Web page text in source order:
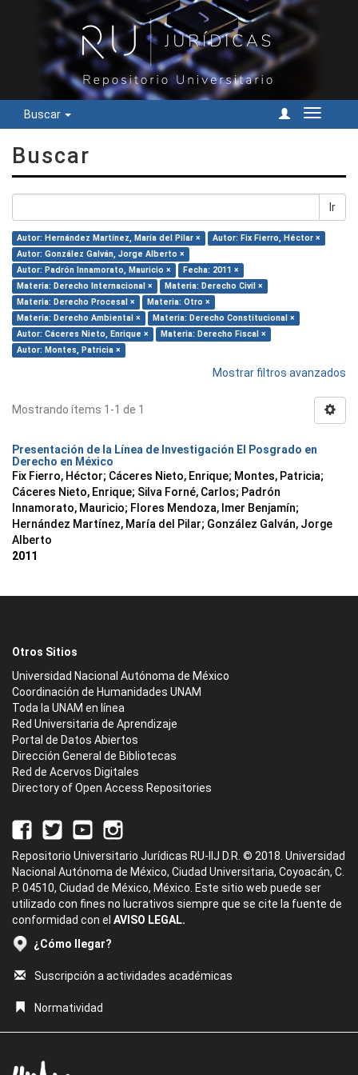
Buscar
Cambiar
Buscar
Ir
Autor: Hernández Martínez, María del Pilar ×
Autor: Fix Fierro, Héctor ×
Autor: González Galván, Jorge Alberto ×
Autor: Padrón Innamorato, Mauricio ×
Fecha: 2011 ×
Materia: Derecho Internacional ×
Materia: Derecho Civil ×
Materia: Derecho Procesal ×
Materia: Otro ×
Materia: Derecho Ambiental ×
Materia: Derecho Constitucional ×
Autor: Cáceres Nieto, Enrique ×
Materia: Derecho Fiscal ×
Autor: Montes, Patricia ×
Mostrar filtros avanzados
Mostrando ítems 1-1 de 1
Presentación de la Línea de Investigación El Posgrado en
Derecho en México
Fix Fierro, Héctor; Cáceres Nieto, Enrique; Montes, Patricia;
Cáceres Nieto, Enrique; Silva Forné, Carlos; Padrón
Innamorato, Mauricio; Flores Mendoza, Imer Benjamín;
Hernández Martínez, María del Pilar; González Galván, Jorge
Alberto
2011
Otros Sitios
Universidad Nacional Autónoma de México
Coordinación de Humanidades UNAM
Toda la UNAM en línea
Red Universitaria de Aprendizaje
Portal de Datos Abiertos
Dirección General de Bibliotecas
Red de Acervos Digitales
Directory of Open Access Repositories
Repositorio Universitario Jurídicas RU-IIJ D.R. © 2018. Universidad
Nacional Autónoma de México, Ciudad Universitaria, Coyoacán, C.
P. 04510, Ciudad de México, México. Este sitio web puede ser
utilizado con fines no lucrativos siempre que se cite la fuente de
conformidad con el AVISO LEGAL.
¿Cómo llegar?
Suscripción a actividades académicas
Normatividad